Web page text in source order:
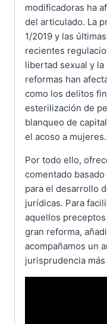
modificadoras ha
del articulado. La
1/2019 y las
recientes
libertad sexual y la
reformas han
como los delitos
esterilización de
blanqueo de
el acoso a mujeres.
Por todo ello,
comentado
para el desarrollo
jurídicas. Para
aquellos
gran reforma,
acompañamos un
jurisprudencia